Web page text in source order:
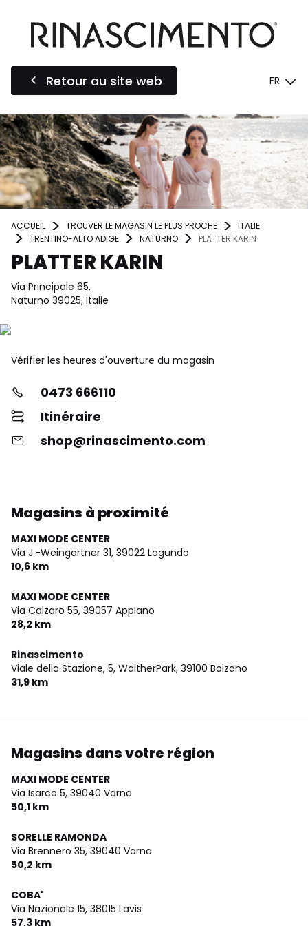
Retour au site web FR
ACCUEIL TROUVER LE MAGASIN LE PLUS PROCHE
ITALIE
TRENTINO-ALTO ADIGE
NATURNO PLATTER KARIN
PLATTER KARIN
Via Principale 65,
Naturno 39025, Italie
Vérifier les heures d'ouverture du magasin
0473 666110
Itinéraire
shop@rinascimento.com
Magasins à proximité
MAXI MODE CENTER
Via J.-Weingartner 31, 39022 Lagundo
10,6 km
MAXI MODE CENTER
Via Calzaro 55, 39057 Appiano
28,2 km
Rinascimento
Viale della Stazione, 5, WaltherPark, 39100 Bolzano
31,9 km
Magasins dans votre région
MAXI MODE CENTER
Via Isarco 5, 39040 Varna
50,1 km
SORELLE RAMONDA
Via Brennero 35, 39040 Varna
50,2 km
COBA'
Via Nazionale 15, 38015 Lavis
57,3 km